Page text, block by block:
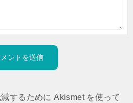
するために Akismet を使って